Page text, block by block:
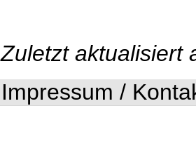
Zuletzt aktualisiert
Impressum /